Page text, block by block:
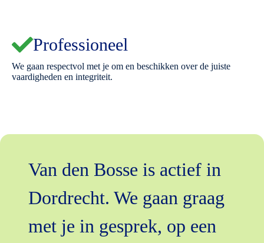
Professioneel
We gaan respectvol met je om en beschikken over de juiste
vaardigheden en integriteit.
Van den Bosse is actief in
Dordrecht. We gaan graag
met je in gesprek, op een